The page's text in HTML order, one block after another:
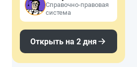
Справочно-правовая
система
Открыть на 2 дня